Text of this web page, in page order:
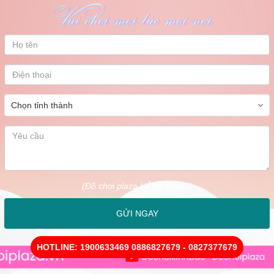
Xông hơi không chỉ là cách thư giãn mà còn là liệu pháp giúp cải
thiện sức khỏe thể chất và tinh thần. **Thiết bị tạo mùi thơm** và
**tinh dầu** từ Đồ Chơi Plaza giúp tăng cường hiệu quả của quá
dầu như **bạc hà, sả, oải hương** và nhiều loại hương liệu khác.
Tinh dầu không chỉ mang lại mùi hương dễ chịu mà còn có tác dụng
**thanh lọc không khí**, **tăng cường tuần hoàn máu** và **giảm
căng thẳng**, giúp người dùng cảm nhận được sự sảng khoái và thư
thái ngay từ những giây phút đầu tiên. Bạn có thể lựa chọn nhiều
loại tinh dầu khác nhau để phù hợp với từng mục đích sử dụng như
6. **Phụ kiện và thiết bị bổ trợ khác – Hoàn thiện mọi chi tiết**
Ngoài các thiết bị chính yếu, Đồ Chơi Plaza còn cung cấp hàng loạt
**phụ kiện bổ trợ** như **ghế ngồi xông hơi**, **đá nóng**, **gối
tựa**, và **khăn xông hơi** giúp tối ưu hóa sự thoải mái cho người
nghi hơn.
Bên cạnh đó, các **thiết bị làm sạch và bảo trì** phòng xông hơi
(Đồ chơi plaza Hỗ trợ Ngay )
GỬI NGAY
HOTLINE: 1900633469 0886827679 - 0827377679